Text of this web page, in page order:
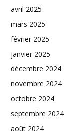
avril 2025
mars 2025
février 2025
janvier 2025
décembre 2024
novembre 2024
octobre 2024
septembre 2024
août 2024